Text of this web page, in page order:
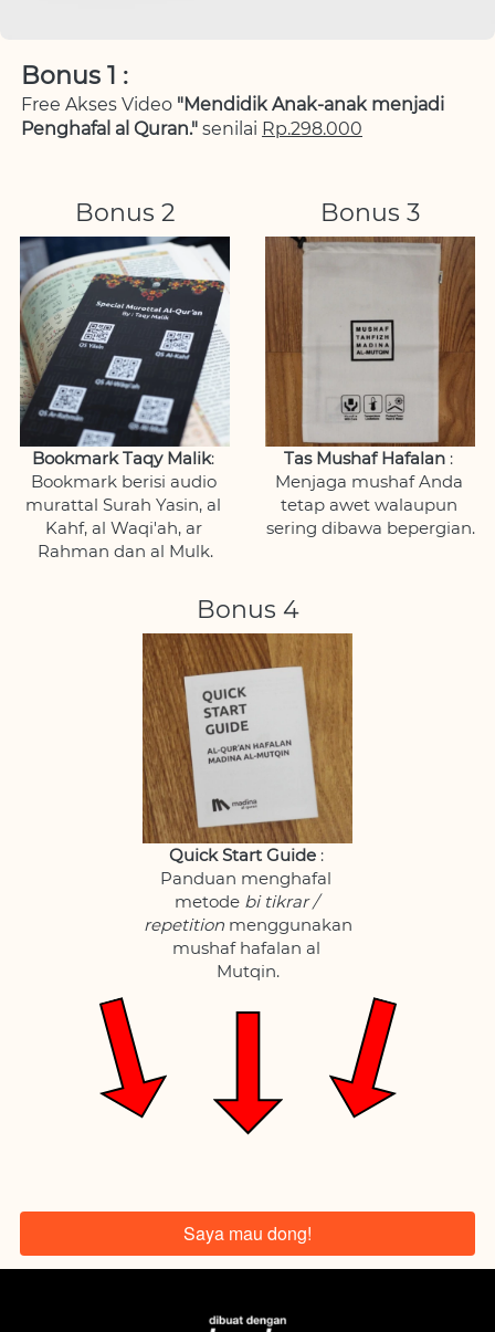
Bonus 1 :
Free Akses Video "Mendidik Anak-anak menjadi
Penghafal al Quran." senilai Rp.298.000
Bonus 2
Bookmark Taqy Malik:
Bookmark berisi audio
murattal Surah Yasin, al
Kahf, al Waqi'ah, ar
Rahman dan al Mulk.
Bonus 3
Tas Mushaf Hafalan :
Menjaga mushaf Anda
tetap awet walaupun
sering dibawa bepergian.
Bonus 4
Quick Start Guide :
Panduan menghafal
metode bi tikrar /
repetition menggunakan
mushaf hafalan al
Mutqin.
`
Saya mau dong!